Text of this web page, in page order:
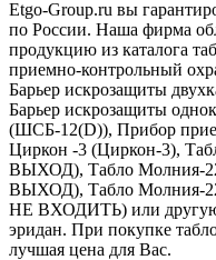
Etgo-Group.ru вы
по России. Наша фирма
продукцию из каталога
приемно-контрольный
Барьер искрозащиты
Барьер искрозащиты
(ШСБ-12(D)), Прибор
Циркон -3 (Циркон-3),
ВЫХОД), Табло Молния-
ВЫХОД), Табло Молния-
НЕ ВХОДИТЬ) или другую
эридан. При покупке
лучшая цена для Вас.